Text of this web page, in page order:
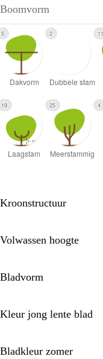
Boomvorm
5 2 11
19 25 4
Kroonstructuur
Volwassen hoogte
Bladvorm
Kleur jong lente blad
Bladkleur zomer